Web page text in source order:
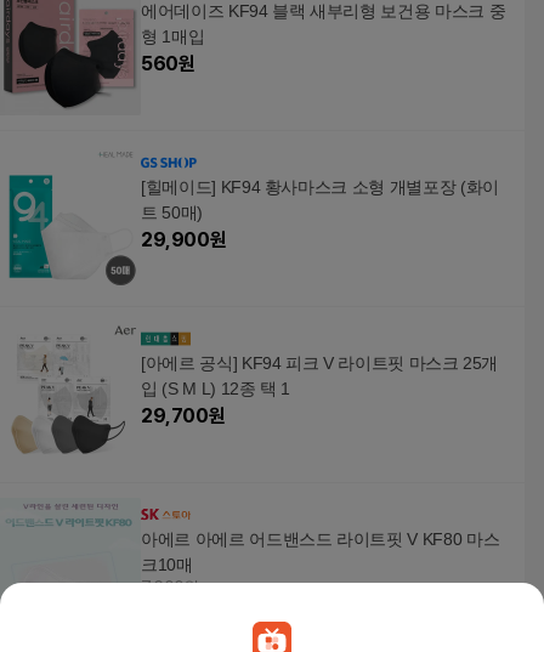
에어데이즈 KF94 블랙 새부리형 보건용 마스크 중
형 1매입
560원
[힐메이드] KF94 황사마스크 소형 개별포장 (화이
트 50매)
29,900원
[아에르 공식] KF94 피크 V 라이트핏 마스크 25개
입 (S M L) 12종 택 1
29,700원
아에르 아에르 어드밴스드 라이트핏 V KF80 마스
크10매
7,600원